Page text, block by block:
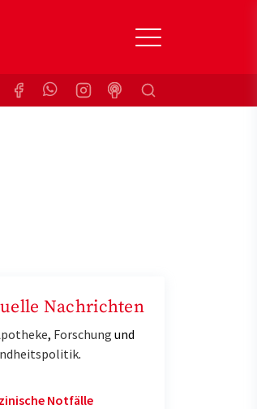
KrankenkasseSuchen
Nachrichten
, Forschung und
.
Notfälle